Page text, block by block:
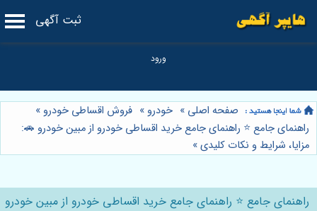
ثبت آگهی
صفحه اصلی » خودرو » فروش اقساطی خودرو »
راهنمای جامع ⭐️ راهنمای جامع خرید اقساطی خودرو از مبین خودرو 🚗:
مزایا، شرایط و نکات کلیدی»
راهنمای جامع ⭐️ راهنمای جامع خرید اقساطی خودرو از مبین خودرو